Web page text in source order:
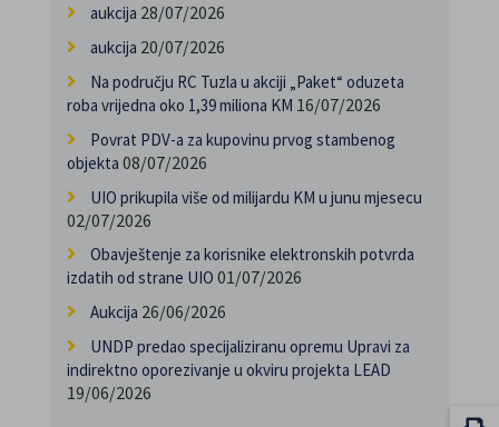
aukcija 28/07/2026
aukcija 20/07/2026
Na području RC Tuzla u akciji „Paket“ oduzeta
roba vrijedna oko 1,39 miliona KM 16/07/2026
Povrat PDV-a za kupovinu prvog stambenog
objekta 08/07/2026
UIO prikupila više od milijardu KM u junu mjesecu
02/07/2026
Obavještenje za korisnike elektronskih potvrda
izdatih od strane UIO 01/07/2026
Aukcija 26/06/2026
UNDP predao specijaliziranu opremu Upravi za
indirektno oporezivanje u okviru projekta LEAD
19/06/2026